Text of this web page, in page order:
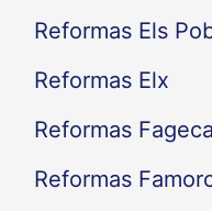
Reformas Els
Reformas Elx
Reformas Fageca
Reformas